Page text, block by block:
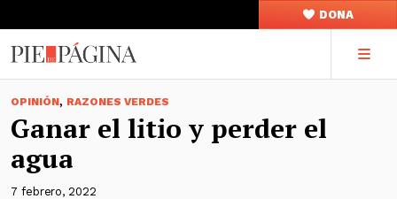
DONA
OPINIÓN, RAZONES VERDES
Ganar el litio y perder el
agua
7 febrero, 2022